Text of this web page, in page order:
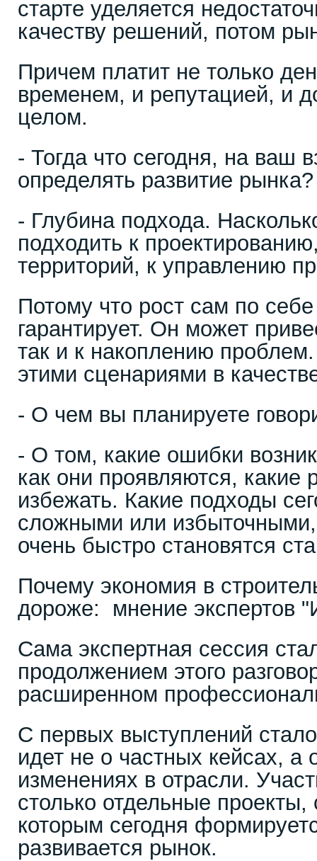
старте уделяется
качеству решений, потом
Причем платит не только
временем, и репутацией, и
целом.
- Тогда что сегодня, на ваш
определять развитие рынка?
- Глубина подхода.
подходить к
территорий, к управлению
Потому что рост сам по себе
гарантирует. Он может
так и к накоплению
этими сценариями в
- О чем вы планируете
- О том, какие ошибки
как они проявляются, какие
избежать. Какие подходы
сложными или
очень быстро становятся
Почему экономия в
дороже: мнение экспертов
Сама экспертная сессия
продолжением этого
расширенном
С первых выступлений
идет не о частных кейсах, а
изменениях в отрасли.
столько отдельные
которым сегодня
развивается рынок.